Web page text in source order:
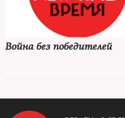
Война без победителей